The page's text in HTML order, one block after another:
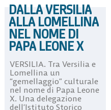
DALLA VERSILIA
ALLA LOMELLINA
NEL NOME DI
PAPA LEONE X
VERSILIA. Tra Versilia e
Lomellina un
“gemellaggio” culturale
nel nome di Papa Leone
X. Una delegazione
dell’Istituto Storico